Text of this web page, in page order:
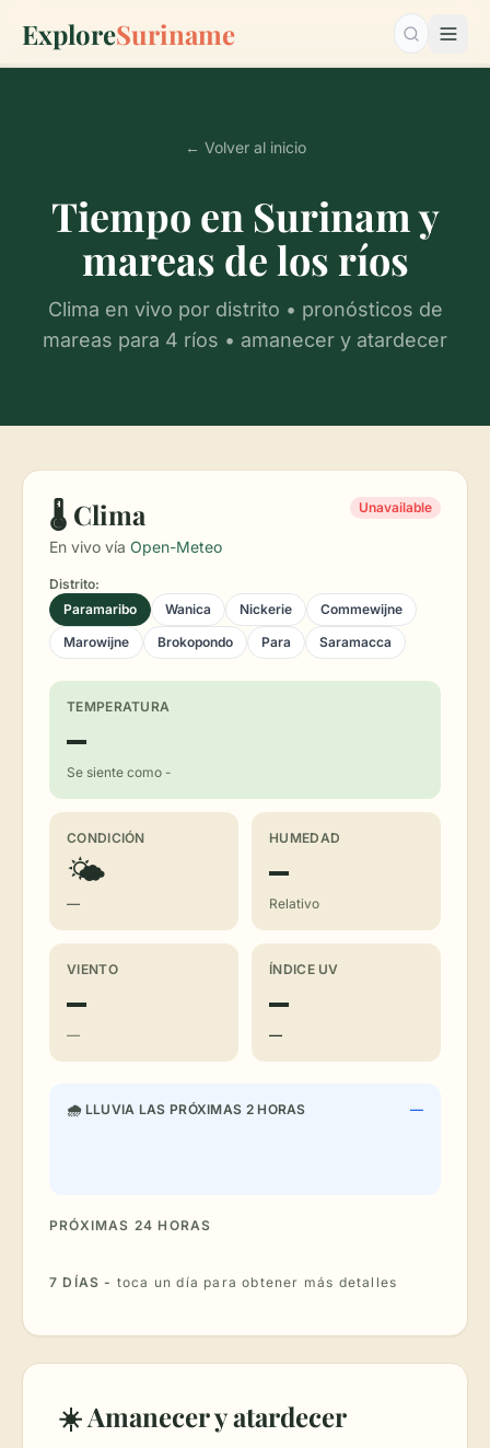
ExploreSuriname Buscar…
← Volver al inicio
Tiempo en Surinam y
mareas de los ríos
Clima en vivo por distrito • pronósticos de
mareas para 4 ríos • amanecer y atardecer
🌡️ Clima
En vivo vía Open-Meteo
Unavailable
Distrito:
Paramaribo
Wanica Nickerie
Commewijne
Marowijne
Brokopondo Para Saramacca
TEMPERATURA
—
Se siente como -
CONDICIÓN
🌤
—
HUMEDAD
—
Relativo
VIENTO
—
—
ÍNDICE UV
—
—
🌧 LLUVIA LAS PRÓXIMAS 2 HORAS —
PRÓXIMAS 24 HORAS
7 DÍAS - toca un día para obtener más detalles
☀️ Amanecer y atardecer